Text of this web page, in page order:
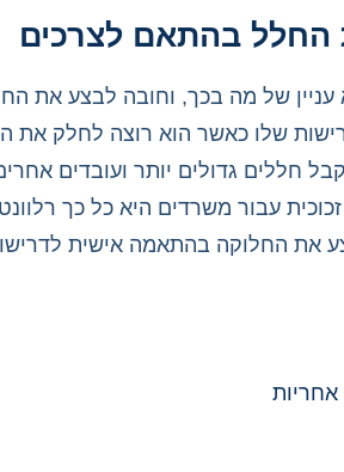
החלל בהתאם לצרכים
של מה בכך, וחובה לבצע את
שלו כאשר הוא רוצה לחלק את
חללים גדולים יותר ועובדים
עבור משרדים היא כל כך
את החלוקה בהתאמה אישית
אחריות